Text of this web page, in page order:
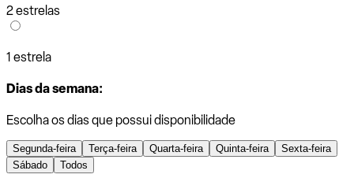
2 estrelas
1 estrela
Dias da semana:
Escolha os dias que possui disponibilidade
Segunda-feira Terça-feira Quarta-feira Quinta-feira
Sexta-feira
Sábado
Todos